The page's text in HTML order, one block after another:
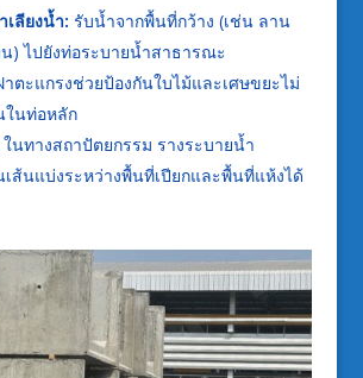
ลียงน้ำ: รับน้ำจากพื้นที่กว้าง (เช่น ลาน
) ไปยังท่อระบายน้ำสาธารณะ
าตะแกรงช่วยป้องกันใบไม้และเศษขยะไม่
ในท่อหลัก
ในทางสถาปัตยกรรม รางระบายน้ำ
เส้นแบ่งระหว่างพื้นที่เปียกและพื้นที่แห้งได้